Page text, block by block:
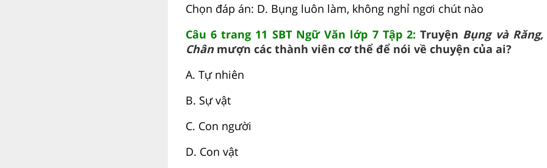
Chọn đáp án: D. Bụng luôn làm, không nghỉ ngơi chút nào
Câu 6 trang 11 SBT Ngữ Văn lớp 7 Tập 2:Truyện Bụng và
Chânmượn các thành viên cơ thể để nói về chuyện của ai?
A. Tự nhiên
B. Sự vật
C. Con người
D. Con vật